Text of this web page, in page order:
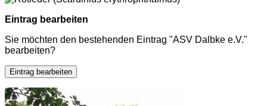
Eintrag bearbeiten
Sie möchten den bestehenden Eintrag "ASV Dalbke e.V."
bearbeiten?
Eintrag bearbeiten